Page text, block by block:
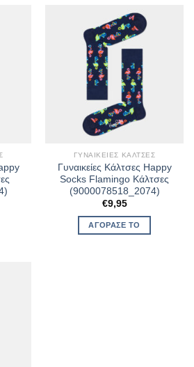
ΓΥΝΑΙΚΕΊΕΣ ΚΆΛΤΣΕΣ
Γυναικείες Κάλτσες Happy
Socks Flamingo Κάλτσες
(9000078518_2074)
€9,95
ΑΓΌΡΑΣΈ ΤΟ